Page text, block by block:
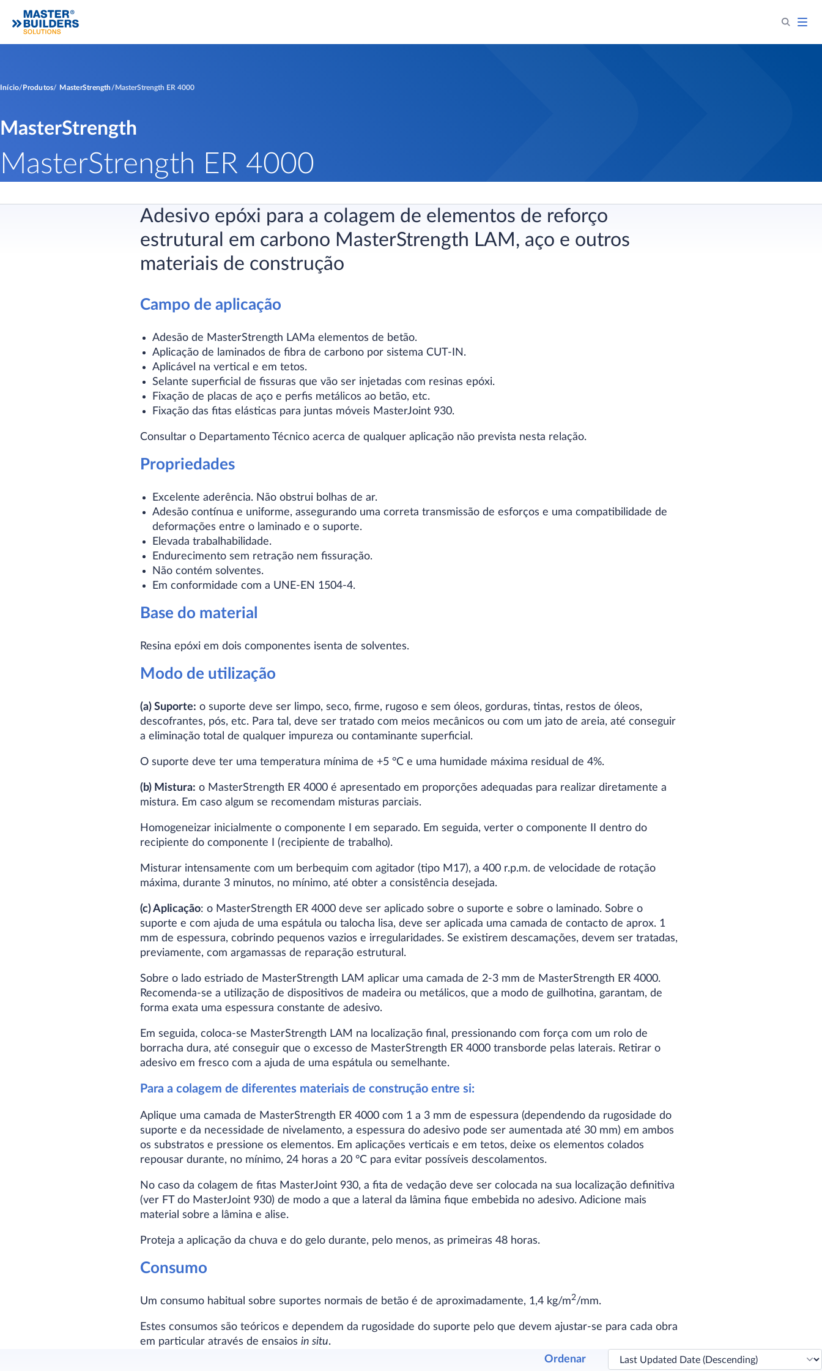
Início Produtos MasterStrength MasterStrength ER 4000
MasterStrength
MasterStrength ER 4000
Adesivo epóxi para a colagem de elementos de reforço
estrutural em carbono MasterStrength LAM, aço e outros
materiais de construção
Campo de aplicação
Adesão de MasterStrength LAMa elementos de betão.
Aplicação de laminados de fibra de carbono por sistema CUT-IN.
Aplicável na vertical e em tetos.
Selante superficial de fissuras que vão ser injetadas com resinas epóxi.
Fixação de placas de aço e perfis metálicos ao betão, etc.
Fixação das fitas elásticas para juntas móveis MasterJoint 930.
Consultar o Departamento Técnico acerca de qualquer aplicação não prevista nesta relação.
Propriedades
Excelente aderência. Não obstrui bolhas de ar.
Adesão contínua e uniforme, assegurando uma correta transmissão de esforços e uma compatibilidade de
deformações entre o laminado e o suporte.
Elevada trabalhabilidade.
Endurecimento sem retração nem fissuração.
Não contém solventes.
Em conformidade com a UNE-EN 1504-4.
Base do material
Resina epóxi em dois componentes isenta de solventes.
Modo de utilização
(a) Suporte: o suporte deve ser limpo, seco, firme, rugoso e sem óleos, gorduras, tintas, restos de óleos,
descofrantes, pós, etc. Para tal, deve ser tratado com meios mecânicos ou com um jato de areia, até conseguir
a eliminação total de qualquer impureza ou contaminante superficial.
O suporte deve ter uma temperatura mínima de +5 °C e uma humidade máxima residual de 4%.
(b) Mistura: o MasterStrength ER 4000 é apresentado em proporções adequadas para realizar diretamente a
mistura. Em caso algum se recomendam misturas parciais.
Homogeneizar inicialmente o componente I em separado. Em seguida, verter o componente II dentro do
recipiente do componente I (recipiente de trabalho).
Misturar intensamente com um berbequim com agitador (tipo M17), a 400 r.p.m. de velocidade de rotação
máxima, durante 3 minutos, no mínimo, até obter a consistência desejada.
(c) Aplicação: o MasterStrength ER 4000 deve ser aplicado sobre o suporte e sobre o laminado. Sobre o
suporte e com ajuda de uma espátula ou talocha lisa, deve ser aplicada uma camada de contacto de aprox. 1
mm de espessura, cobrindo pequenos vazios e irregularidades. Se existirem descamações, devem ser tratadas,
previamente, com argamassas de reparação estrutural.
Sobre o lado estriado de MasterStrength LAM aplicar uma camada de 2-3 mm de MasterStrength ER 4000.
Recomenda-se a utilização de dispositivos de madeira ou metálicos, que a modo de guilhotina, garantam, de
forma exata uma espessura constante de adesivo.
Em seguida, coloca-se MasterStrength LAM na localização final, pressionando com força com um rolo de
borracha dura, até conseguir que o excesso de MasterStrength ER 4000 transborde pelas laterais. Retirar o
adesivo em fresco com a ajuda de uma espátula ou semelhante.
Para a colagem de diferentes materiais de construção entre si:
Aplique uma camada de MasterStrength ER 4000 com 1 a 3 mm de espessura (dependendo da rugosidade do
suporte e da necessidade de nivelamento, a espessura do adesivo pode ser aumentada até 30 mm) em ambos
os substratos e pressione os elementos. Em aplicações verticais e em tetos, deixe os elementos colados
repousar durante, no mínimo, 24 horas a 20 °C para evitar possíveis descolamentos.
No caso da colagem de fitas MasterJoint 930, a fita de vedação deve ser colocada na sua localização definitiva
(ver FT do MasterJoint 930) de modo a que a lateral da lâmina fique embebida no adesivo. Adicione mais
material sobre a lâmina e alise.
Proteja a aplicação da chuva e do gelo durante, pelo menos, as primeiras 48 horas.
Consumo
Um consumo habitual sobre suportes normais de betão é de aproximadamente, 1,4 kg/m2/mm.
Estes consumos são teóricos e dependem da rugosidade do suporte pelo que devem ajustar-se para cada obra
em particular através de ensaios in situ.
Ordenar